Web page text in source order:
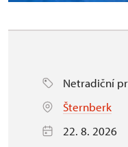
Netradiční
Šternberk
22. 8. 2026